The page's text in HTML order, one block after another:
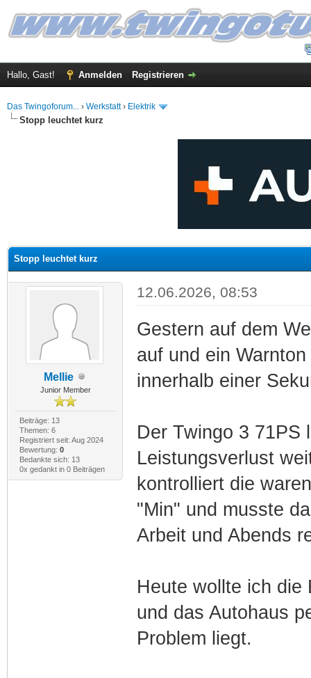
Hallo, Gast! Anmelden Registrieren
Das Twingoforum... › Werkstatt› Elektrik
Stopp leuchtet kurz
Stopp leuchtet kurz
Mellie
Junior Member
Beiträge: 13
Themen: 6
Registriert seit: Aug 2024
Bewertung: 0
Bedankte sich: 13
0x gedankt in 0 Beiträgen
12.06.2026, 08:53
Gestern auf dem
auf und ein
innerhalb einer
Der Twingo 3 71PS
Leistungsverlust
kontrolliert die
"Min" und musste
Arbeit und Abends
Heute wollte ich die
und das Autohaus
Problem liegt.